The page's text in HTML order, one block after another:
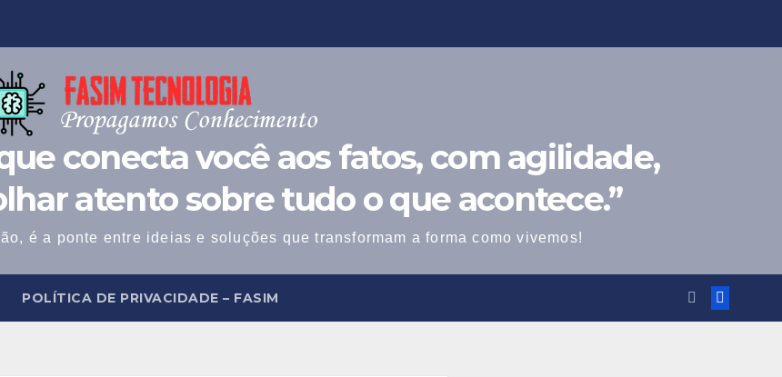
conecta você aos fatos, com agilidade,
atento sobre tudo o que acontece.”
é a ponte entre ideias e soluções que transformam a forma como vivemos!
POLÍTICA DE PRIVACIDADE – FASIM